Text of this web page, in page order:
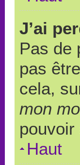
J’ai
Pas de
pas
cela,
mon
pouvoir
Haut